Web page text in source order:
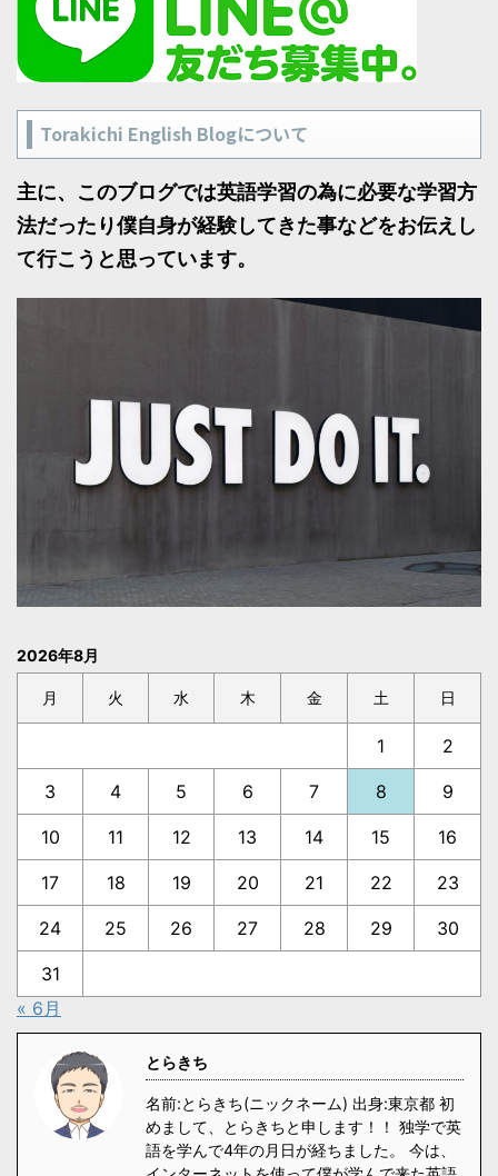
Torakichi English Blogについて
主に、このブログでは英語学習の為に必要な学習方
法だったり僕自身が経験してきた事などをお伝えし
て行こうと思っています。
2026年8月
月 火 水 木 金 土 日
1 2
3 4 5 6 7 8 9
10 11 12 13 14 15 16
17 18 19 20 21 22 23
24 25 26 27 28 29 30
31
« 6月
とらきち
名前:とらきち(ニックネーム) 出身:東京都 初
めまして、とらきちと申します！！ 独学で英
語を学んで4年の月日が経ちました。 今は、